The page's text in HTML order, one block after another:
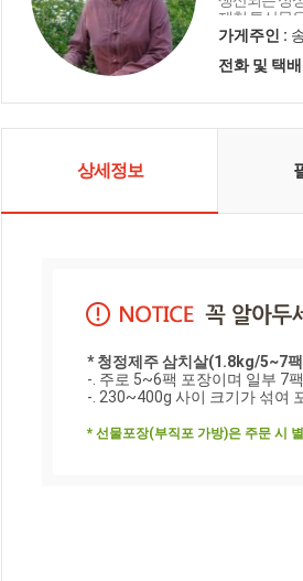
제철 특산물
하나 수작업
드리고 있습
하고 싱싱한
가게주인 :
전화 및 택
상세정보
* 청정제주 삼치살(1.8kg/5~7
-. 주로 5~6팩 포장이며 일부 7
-. 230~400g 사이 크기가 섞여
* 선물포장(부직포 가방)은 주문 시